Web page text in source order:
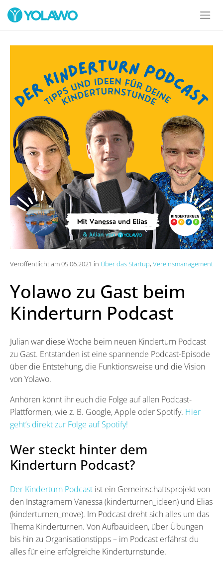
Veröffentlicht am 05.06.2021 in Über das Startup, Vereinsmanagement
Yolawo zu Gast beim
Kinderturn Podcast
Julian war diese Woche beim neuen Kinderturn Podcast
zu Gast. Entstanden ist eine spannende Podcast-Episode
über die Entstehung, die Funktionsweise und die Vision
von Yolawo.
Anhören könnt ihr euch die Folge auf allen Podcast-
Plattformen, wie z. B. Google, Apple oder Spotify. Hier
geht’s direkt zur Folge auf Spotify!
Wer steckt hinter dem
Kinderturn Podcast?
Der Kinderturn Podcast ist ein Gemeinschaftsprojekt von
den Instagramern Vanessa (kinderturnen_ideen) und Elias
(kinderturnen_move). Im Podcast dreht sich alles um das
Thema Kinderturnen. Von Aufbauideen, über Übungen
bis hin zu Organisationstipps – im Podcast erfährst du
alles für eine erfolgreiche Kinderturnstunde.